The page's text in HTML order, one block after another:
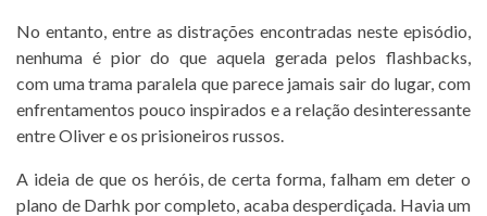
No entanto, entre as distrações encontradas neste episódio,
nenhuma é pior do que aquela gerada pelos flashbacks,
com uma trama paralela que parece jamais sair do lugar, com
enfrentamentos pouco inspirados e a relação desinteressante
entre Oliver e os prisioneiros russos.
A ideia de que os heróis, de certa forma, falham em deter o
plano de Darhk por completo, acaba desperdiçada. Havia um